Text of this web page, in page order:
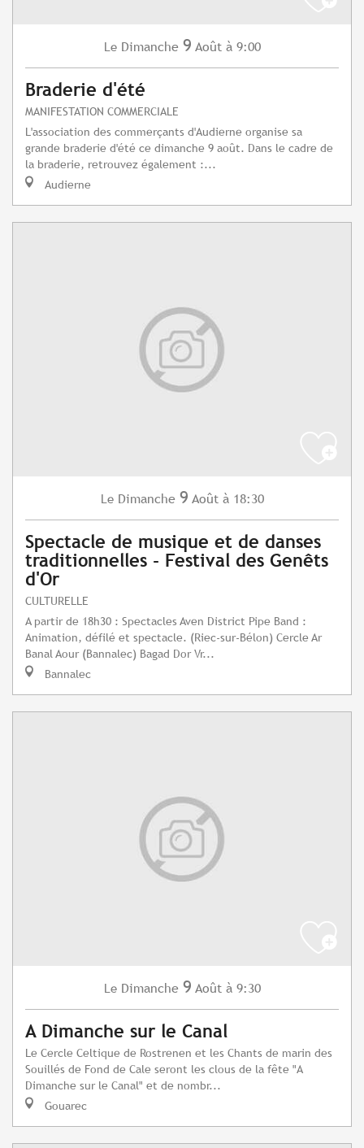
Le Dimanche 9 Août à 9:00
Braderie d'été
MANIFESTATION COMMERCIALE
L'association des commerçants d'Audierne organise sa
grande braderie d'été ce dimanche 9 août. Dans le cadre de
la braderie, retrouvez également :...
Audierne
Le Dimanche 9 Août à 18:30
Spectacle de musique et de danses
traditionnelles - Festival des Genêts
d'Or
CULTURELLE
A partir de 18h30 : Spectacles Aven District Pipe Band :
Animation, défilé et spectacle. (Riec-sur-Bélon) Cercle Ar
Banal Aour (Bannalec) Bagad Dor Vr...
Bannalec
Le Dimanche 9 Août à 9:30
A Dimanche sur le Canal
Le Cercle Celtique de Rostrenen et les Chants de marin des
Souillés de Fond de Cale seront les clous de la fête "A
Dimanche sur le Canal" et de nombr...
Gouarec